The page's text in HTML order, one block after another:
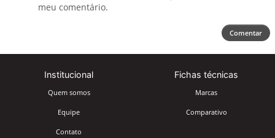
meu comentário.
Comentar
Institucional
Quem somos
Equipe
Contato
Fichas técnicas
Marcas
Comparativo